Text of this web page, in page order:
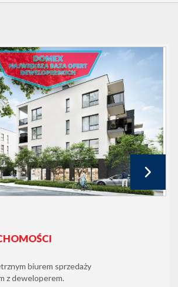
biurem sprzedaży
z deweloperem.